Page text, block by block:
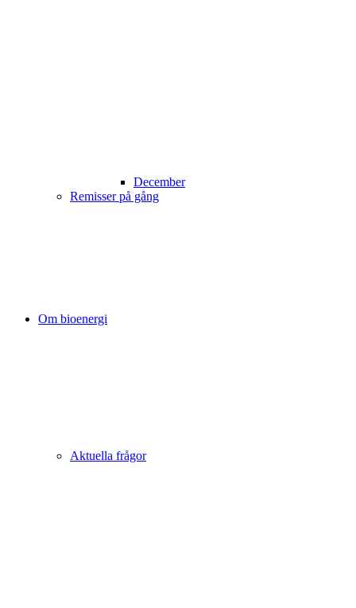
December
Remisser på gång
Om bioenergi
Aktuella frågor